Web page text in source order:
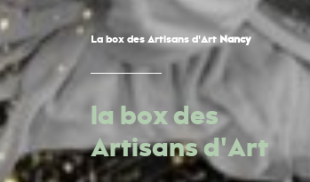
La box des Artisans d'Art Nancy
la box des
Artisans d'Art